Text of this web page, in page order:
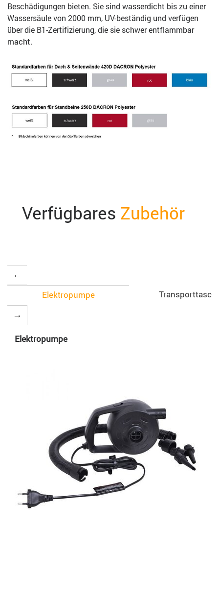
Beschädigungen bieten. Sie sind wasserdicht bis zu einer
Wassersäule von 2000 mm, UV-beständig und verfügen
über die B1-Zertifizierung, die sie schwer entflammbar
macht.
Verfügbares Zubehör
Elektropumpe
Elektropumpe